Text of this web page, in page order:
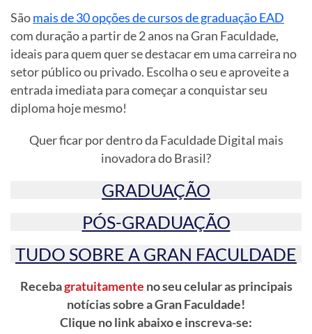
Sãomais de 30 opções de cursos de graduação EAD
com duração a partir de 2 anos na Gran Faculdade,
ideais para quem quer se destacar em uma carreira no
setor público ou privado. Escolha o seu e aproveite a
entrada imediata para começar a conquistar seu
diploma hoje mesmo!
Quer ficar por dentro da Faculdade Digital mais
inovadora do Brasil?
GRADUAÇÃO
PÓS-GRADUAÇÃO
TUDO SOBRE A GRAN FACULDADE
Recebagratuitamente no seu celular as principais
notícias sobre a Gran Faculdade!
Clique no link abaixo e inscreva-se: